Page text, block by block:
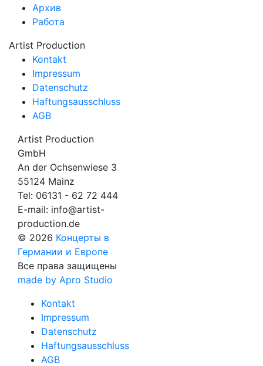
Архив
Работа
Artist Production
Kontakt
Impressum
Datenschutz
Haftungsausschluss
AGB
Artist Production
GmbH
An der Ochsenwiese 3
55124 Mainz
Tel: 06131 - 62 72 444
E-mail: info@artist-
production.de
© 2026 Концерты в
Германии и Европе
Все права защищены
made by Apro Studio
Kontakt
Impressum
Datenschutz
Haftungsausschluss
AGB